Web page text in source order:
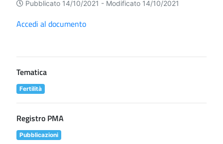
Pubblicato 14/10/2021 - Modificato 14/10/2021
Accedi al documento
Tematica
Fertilità
Registro PMA
Pubblicazioni